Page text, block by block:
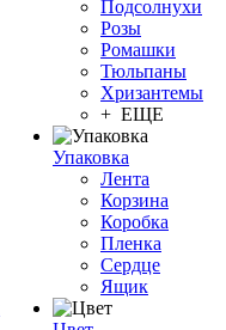
Подсолнухи
Розы
Ромашки
Тюльпаны
Хризантемы
+ ЕЩЕ
Упаковка
Лента
Корзина
Коробка
Пленка
Сердце
Ящик